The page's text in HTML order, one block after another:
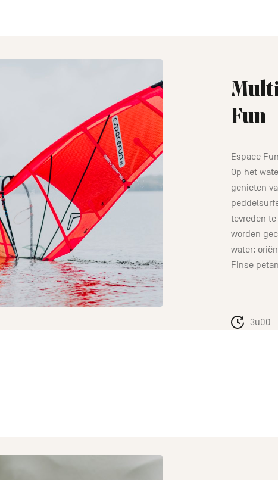
Fun
Espace
Op het
genieten
tevreden
worden
water:
Finse
3u00